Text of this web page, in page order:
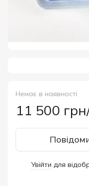
Немає в наявності
11 500
Увійти для